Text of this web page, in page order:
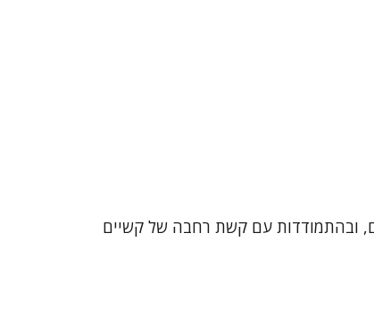
ובהתמודדות עם קשת רחבה של קשיים